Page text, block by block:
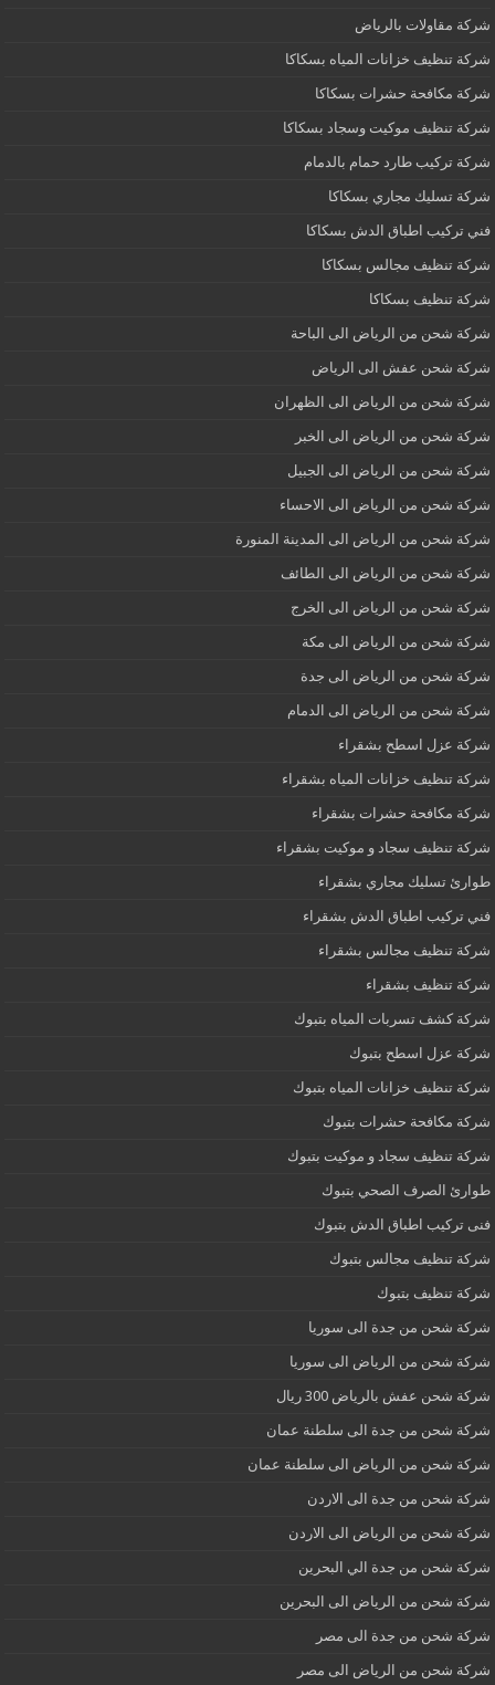
شركة مقاولات بالرياض
شركة تنظيف خزانات المياه بسكاكا
شركة مكافحة حشرات بسكاكا
شركة تنظيف موكيت وسجاد بسكاكا
شركة تركيب طارد حمام بالدمام
شركة تسليك مجاري بسكاكا
فني تركيب اطباق الدش بسكاكا
شركة تنظيف مجالس بسكاكا
شركة تنظيف بسكاكا
شركة شحن من الرياض الى الباحة
شركة شحن عفش الى الرياض
شركة شحن من الرياض الى الظهران
شركة شحن من الرياض الى الخبر
شركة شحن من الرياض الى الجبيل
شركة شحن من الرياض الى الاحساء
شركة شحن من الرياض الى المدينة المنورة
شركة شحن من الرياض الى الطائف
شركة شحن من الرياض الى الخرج
شركة شحن من الرياض الى مكة
شركة شحن من الرياض الى جدة
شركة شحن من الرياض الى الدمام
شركة عزل اسطح بشقراء
شركة تنظيف خزانات المياه بشقراء
شركة مكافحة حشرات بشقراء
شركة تنظيف سجاد و موكيت بشقراء
طوارئ تسليك مجاري بشقراء
فني تركيب اطباق الدش بشقراء
شركة تنظيف مجالس بشقراء
شركة تنظيف بشقراء
شركة كشف تسربات المياه بتبوك
شركة عزل اسطح بتبوك
شركة تنظيف خزانات المياه بتبوك
شركة مكافحة حشرات بتبوك
شركة تنظيف سجاد و موكيت بتبوك
طوارئ الصرف الصحي بتبوك
فنى تركيب اطباق الدش بتبوك
شركة تنظيف مجالس بتبوك
شركة تنظيف بتبوك
شركة شحن من جدة الى سوريا
شركة شحن من الرياض الى سوريا
شركة شحن عفش بالرياض 300 ريال
شركة شحن من جدة الى سلطنة عمان
شركة شحن من الرياض الى سلطنة عمان
شركة شحن من جدة الى الاردن
شركة شحن من الرياض الى الاردن
شركة شحن من جدة الي البحرين
شركة شحن من الرياض الى البحرين
شركة شحن من جدة الى مصر
شركة شحن من الرياض الى مصر